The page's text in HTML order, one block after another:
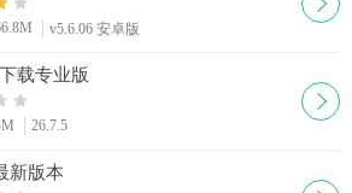
v5.6.06 安卓版
载专业版
26.7.5
新版本